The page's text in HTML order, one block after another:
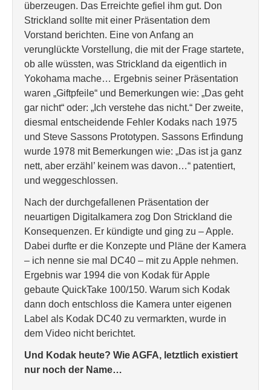
überzeugen. Das Erreichte gefiel ihm gut. Don
Strickland sollte mit einer Präsentation dem
Vorstand berichten. Eine von Anfang an
verunglückte Vorstellung, die mit der Frage startete,
ob alle wüssten, was Strickland da eigentlich in
Yokohama mache… Ergebnis seiner Präsentation
waren „Giftpfeile“ und Bemerkungen wie: „Das geht
gar nicht“ oder: „Ich verstehe das nicht.“ Der zweite,
diesmal entscheidende Fehler Kodaks nach 1975
und Steve Sassons Prototypen. Sassons Erfindung
wurde 1978 mit Bemerkungen wie: „Das ist ja ganz
nett, aber erzähl’ keinem was davon…“ patentiert,
und weggeschlossen.
Nach der durchgefallenen Präsentation der
neuartigen Digitalkamera zog Don Strickland die
Konsequenzen. Er kündigte und ging zu – Apple.
Dabei durfte er die Konzepte und Pläne der Kamera
– ich nenne sie mal DC40 – mit zu Apple nehmen.
Ergebnis war 1994 die von Kodak für Apple
gebaute QuickTake 100/150. Warum sich Kodak
dann doch entschloss die Kamera unter eigenen
Label als Kodak DC40 zu vermarkten, wurde in
dem Video nicht berichtet.
Und Kodak heute? Wie AGFA, letztlich existiert
nur noch der Name…